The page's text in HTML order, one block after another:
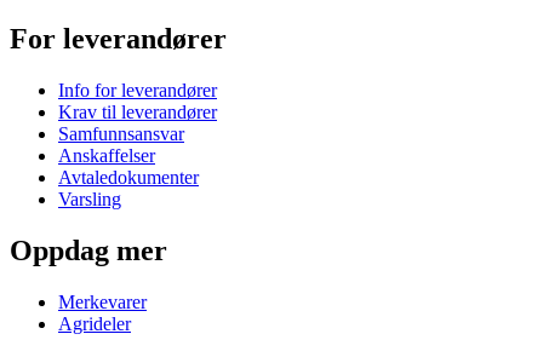
For leverandører
Info for leverandører
Krav til leverandører
Samfunnsansvar
Anskaffelser
Avtaledokumenter
Varsling
Oppdag mer
Merkevarer
Agrideler